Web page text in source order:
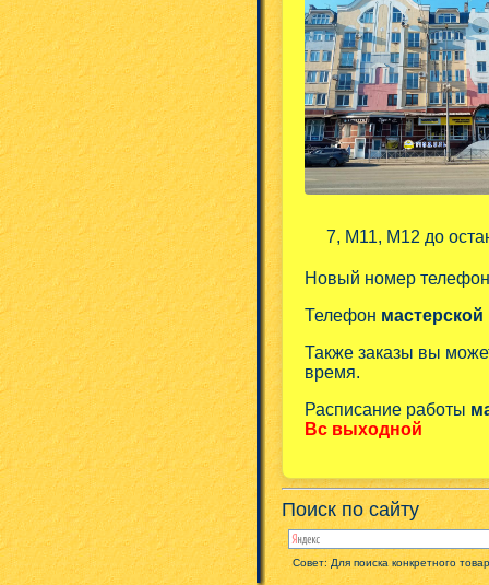
7, М11, М12 до
Новый номер
Телефон
Также заказы вы
время.
Расписание работы
Вс выходной
Поиск по сайту
Совет: Для поиска конкретного